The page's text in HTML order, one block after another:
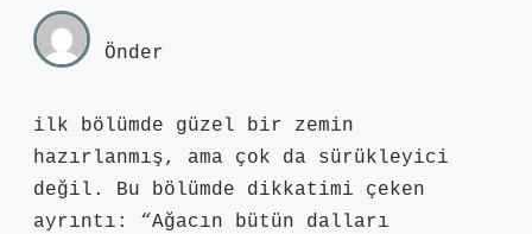
Önder
ilk bölümde güzel bir zemin
hazırlanmış, ama çok da sürükleyici
değil. Bu bölümde dikkatimi çeken
ayrıntı: “Ağacın bütün dalları